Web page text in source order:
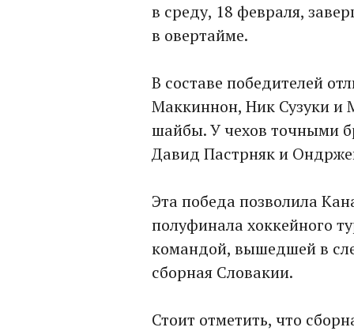
в среду, 18 февраля,
в овертайме.
В составе победителей
Маккиннон, Ник Сузуки и
шайбы. У чехов точными
Давид Пастрняк и
Эта победа позволила
полуфинала хоккейного
командой, вышедшей в
сборная Словакии.
Стоит отметить, что